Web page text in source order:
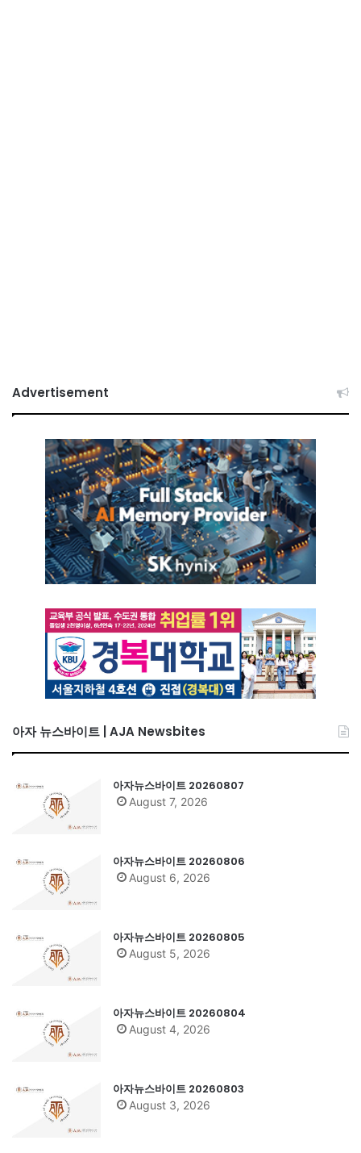
Advertisement
아자 뉴스바이트 | AJA Newsbites
아자뉴스바이트 20260807
August 7, 2026
아자뉴스바이트 20260806
August 6, 2026
아자뉴스바이트 20260805
August 5, 2026
아자뉴스바이트 20260804
August 4, 2026
아자뉴스바이트 20260803
August 3, 2026